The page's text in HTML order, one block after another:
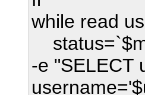
while read
-e "SELECT